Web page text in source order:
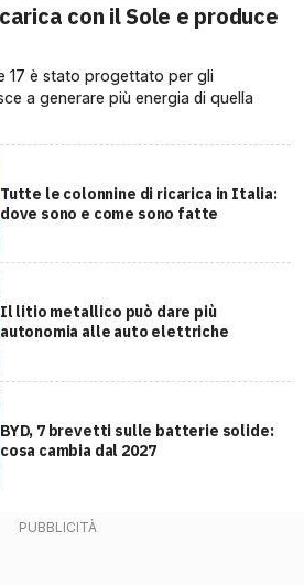
con il Sole e produce
17 è stato progettato per gli
a generare più energia di quella
Tutte le colonnine di ricarica in Italia:
dove sono e come sono fatte
Il litio metallico può dare più
autonomia alle auto elettriche
BYD, 7 brevetti sulle batterie solide:
cosa cambia dal 2027